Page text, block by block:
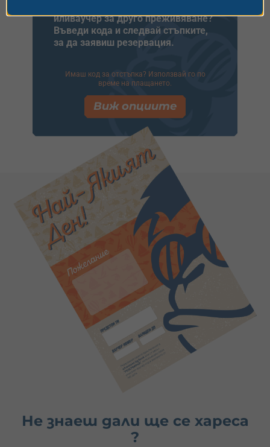
иливаучер за друго преживяване?
Въведи кода и следвай стъпките,
за да заявиш резервация.
Имаш код за отстъпка? Използвай го по
време на плащането.
Виж опциите
Не знаеш дали ще се хареса
?